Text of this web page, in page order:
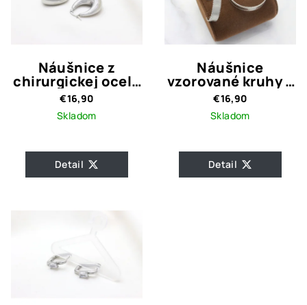
Náušnice z
chirurgickej ocele
BERIA
€16,90
Skladom
Detail
Náušnice
vzorované kruhy z
chirurgickej ocele
€16,90
Skladom
Detail